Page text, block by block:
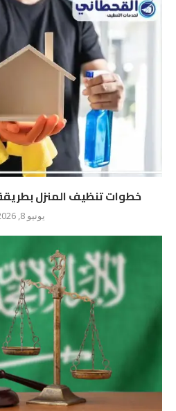
خطوات تنظيف المنزل
يونيو 8, 2026